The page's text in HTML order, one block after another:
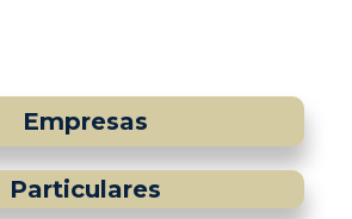
Empresas
Particulares